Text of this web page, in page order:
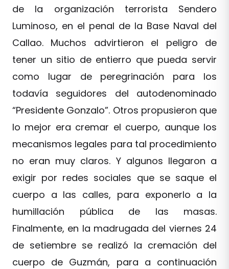
de la organización terrorista Sendero
Luminoso, en el penal de la Base Naval del
Callao. Muchos advirtieron el peligro de
tener un sitio de entierro que pueda servir
como lugar de peregrinación para los
todavía seguidores del autodenominado
“Presidente Gonzalo”. Otros propusieron que
lo mejor era cremar el cuerpo, aunque los
mecanismos legales para tal procedimiento
no eran muy claros. Y algunos llegaron a
exigir por redes sociales que se saque el
cuerpo a las calles, para exponerlo a la
humillación pública de las masas.
Finalmente, en la madrugada del viernes 24
de setiembre se realizó la cremación del
cuerpo de Guzmán, para a continuación